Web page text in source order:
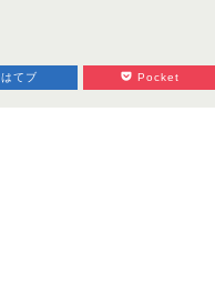
はてブ Pocket